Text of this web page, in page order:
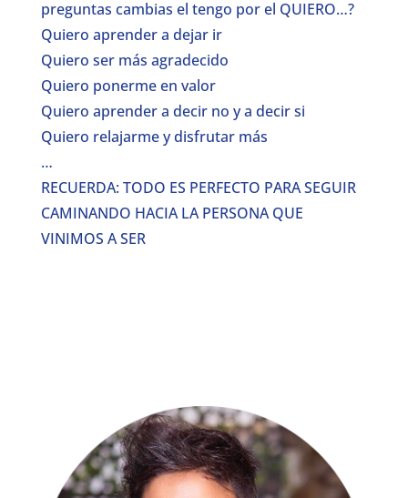
preguntas cambias el tengo por el QUIERO…?
Quiero aprender a dejar ir
Quiero ser más agradecido
Quiero ponerme en valor
Quiero aprender a decir no y a decir si
Quiero relajarme y disfrutar más
…
RECUERDA: TODO ES PERFECTO PARA SEGUIR
CAMINANDO HACIA LA PERSONA QUE
VINIMOS A SER